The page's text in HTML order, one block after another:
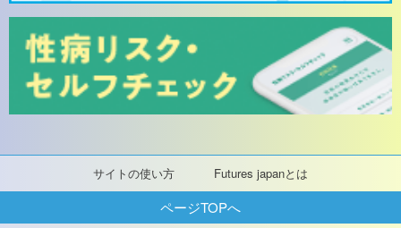
サイトの使い方 Futures japanとは
ページTOPへ